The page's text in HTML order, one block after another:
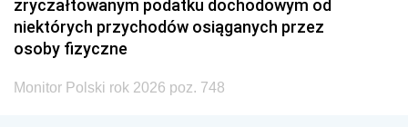
zryczałtowanym podatku dochodowym od
niektórych przychodów osiąganych przez
osoby fizyczne
Monitor Polski rok 2026 poz. 748